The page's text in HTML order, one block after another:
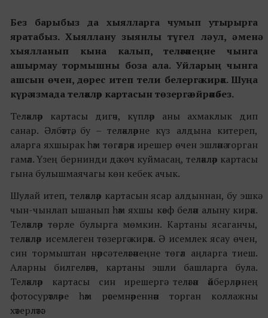
Без барыбыз да хыялларга чумып утырырга
яратабыз. Хыяллану зыянлы түгел лә ул, ә менә
хыялланып кына калып, теләгәнеңне чынга
ашырмау тормышны боза ала. Уйларың чынга
ашсын өчен, дөрес итеп тели белергә кирәк. Шуңа
күрә язмада теләкләр картасын төзергә өйрәнәбез.
Теләкләр картасы дигәч, күпләр аны ахмаклык дип
санар. Әлбәттә, бу – теләкләрне күз алдына китереп,
аларга яхшырак һәм төгәлрәк ирешер өчен эшләнә торган
гамәл. Үзең бернинди дә көч куймасаң, теләкләр картасы
гына булышмаячагы көн кебек ачык.
Шулай итеп, теләкләр картасын ясар алдыннан, бу эшкә
чын-чынлап ышанып һәм яхшы кәеф белән алыну кирәк.
Теләкләр төрле булырга мөмкин. Картаны ясаганчы,
теләкләр исемлеген төзергә кирәк. Ә исемлек ясау өчен,
син тормыштан нәрсә теләгәнеңне төгәл аңларга тиеш.
Аларны билгеләгәч, картаны эшли башларга була.
Теләкләр картасы син ирешергә теләгән әйберләрнең
фотосурәтләре һәм рәсемнәреннән торган коллажны
хәтерләтә: